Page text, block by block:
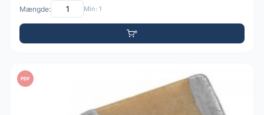
Mængde: Min: 1
PDF